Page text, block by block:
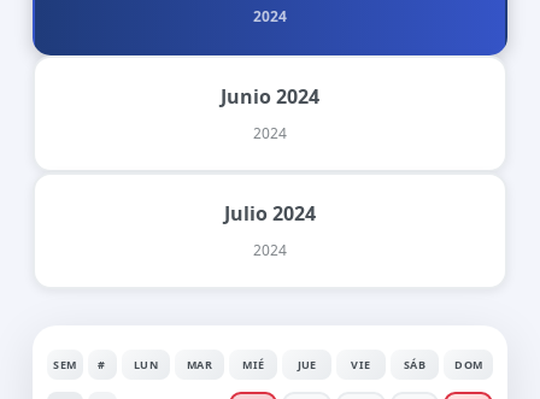
2024
Junio 2024
2024
Julio 2024
2024
SEM # LUN MAR MIÉ JUE VIE SÁB DOM